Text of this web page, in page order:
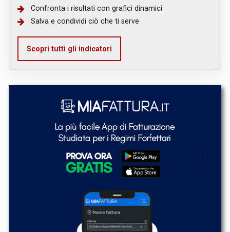
Confronta i risultati con grafici dinamici
Salva e condividi ciò che ti serve
Scopri tutti gli indicatori